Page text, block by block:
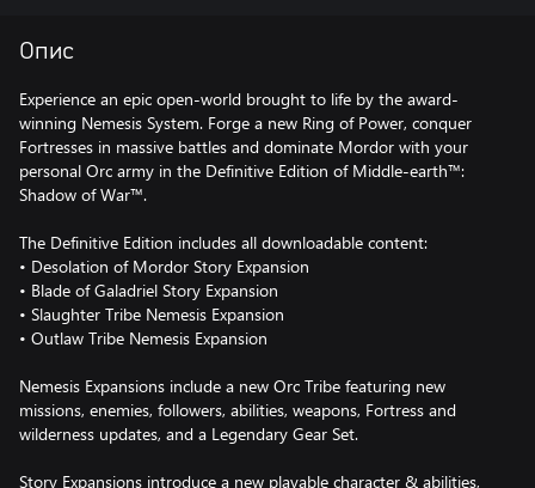
Опис
Experience an epic open-world brought to life by the award-
winning Nemesis System. Forge a new Ring of Power, conquer
Fortresses in massive battles and dominate Mordor with your
personal Orc army in the Definitive Edition of Middle-earth™:
Shadow of War™.
The Definitive Edition includes all downloadable content:
• Desolation of Mordor Story Expansion
• Blade of Galadriel Story Expansion
• Slaughter Tribe Nemesis Expansion
• Outlaw Tribe Nemesis Expansion
Nemesis Expansions include a new Orc Tribe featuring new
missions, enemies, followers, abilities, weapons, Fortress and
wilderness updates, and a Legendary Gear Set.
Story Expansions introduce a new playable character & abilities,